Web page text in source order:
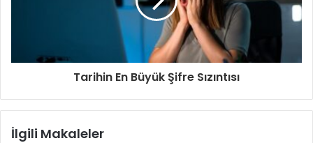
Tarihin En Büyük Şifre Sızıntısı
İlgili Makaleler